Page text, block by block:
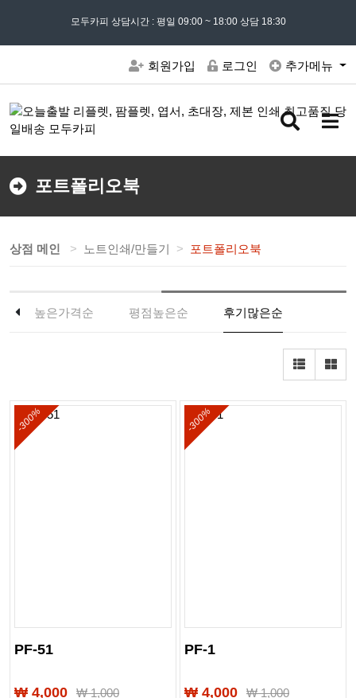
모든 문의는02) 302 - 7797및 ' 견적문의 ' 게시판을 이용해주세요
모두카피 상담시간 : 평일 09:00 ~ 18:00 상담 18:30
회원가입 로그인 추가메뉴
검
버
메
버
포트폴리오북
상점 메인 노트인쇄/만들기 포트폴리오북
높은가격순 평점높은순 후기많은순
-300%
PF-51
₩ 4,000 ₩1,000
-300%
PF-1
₩ 4,000 ₩1,000